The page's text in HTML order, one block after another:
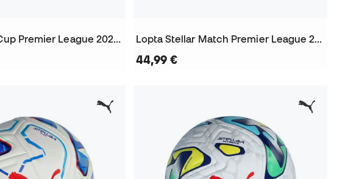
Lopta Stellar Cup Premier League 2026-2027 Lopta Stellar Match Premier League 2026-2027 (Fifa Quality)
44,99 €